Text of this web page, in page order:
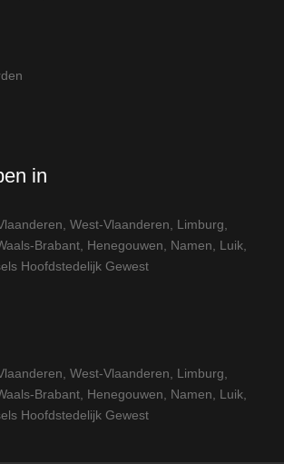
in
West-Vlaanderen Limburg
Brabant Henegouwen Namen Luik
Hoofdstedelijk Gewest
West-Vlaanderen Limburg
Brabant Henegouwen Namen Luik
Hoofdstedelijk Gewest